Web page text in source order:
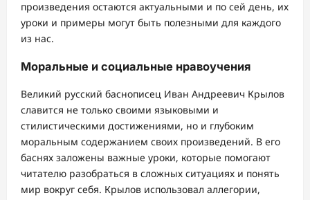
произведения остаются актуальными и по сей день, их
уроки и примеры могут быть полезными для каждого
из нас.
Моральные и социальные нравоучения
Великий русский баснописец Иван Андреевич Крылов
славится не только своими языковыми и
стилистическими достижениями, но и глубоким
моральным содержанием своих произведений. В его
баснях заложены важные уроки, которые помогают
читателю разобраться в сложных ситуациях и понять
мир вокруг себя. Крылов использовал аллегории,